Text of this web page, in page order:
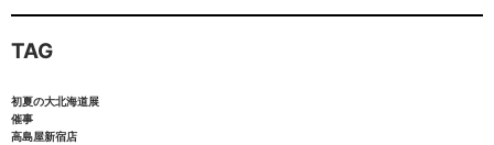
TAG
初夏の大北海道展
催事
高島屋新宿店